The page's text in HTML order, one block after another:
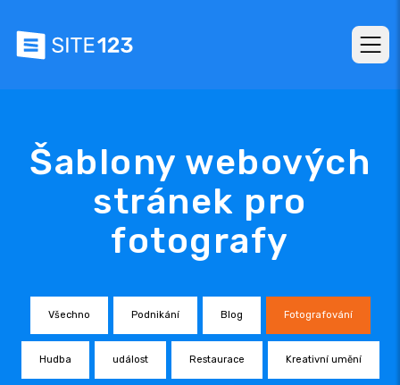
Šablony webových
stránek pro
fotografy
Všechno Podnikání Blog Fotografování
Hudba událost Restaurace Kreativní umění